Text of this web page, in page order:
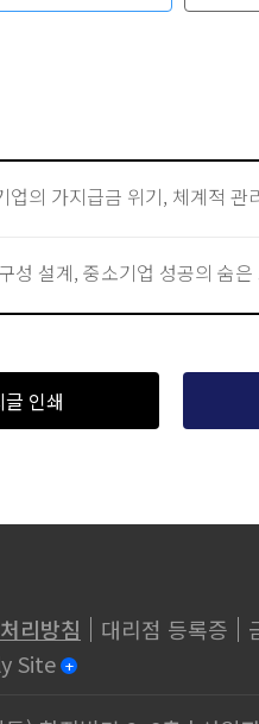
업의 가지급금 위기, 체계적 관
성 설계, 중소기업 성공의 숨은
인쇄
리방침 대리점 등록증
Site